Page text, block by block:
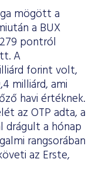
mögött a
a BUX
pontról
A
forint volt,
milliárd, ami
havi értéknek.
az OTP adta, a
drágult a hónap
rangsorában
az Erste,